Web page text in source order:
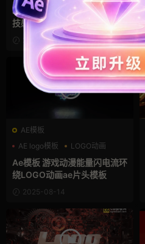
企业宣传模板
ae模板 企业宣传动态LOGO科
技感粒子星空穿越标题动画视
频片头2025-09-30
AE模板
AE logo模板
LOGO动画
动漫
Ae模板 游戏动漫能量闪电流环
绕LOGO动画ae片头模板
2025-08-14